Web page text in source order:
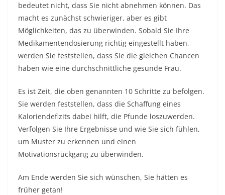
bedeutet nicht, dass Sie nicht abnehmen können. Das
macht es zunächst schwieriger, aber es gibt
Möglichkeiten, das zu überwinden. Sobald Sie Ihre
Medikamentendosierung richtig eingestellt haben,
werden Sie feststellen, dass Sie die gleichen Chancen
haben wie eine durchschnittliche gesunde Frau.
Es ist Zeit, die oben genannten 10 Schritte zu befolgen.
Sie werden feststellen, dass die Schaffung eines
Kaloriendefizits dabei hilft, die Pfunde loszuwerden.
Verfolgen Sie Ihre Ergebnisse und wie Sie sich fühlen,
um Muster zu erkennen und einen
Motivationsrückgang zu überwinden.
Am Ende werden Sie sich wünschen, Sie hätten es
früher getan!